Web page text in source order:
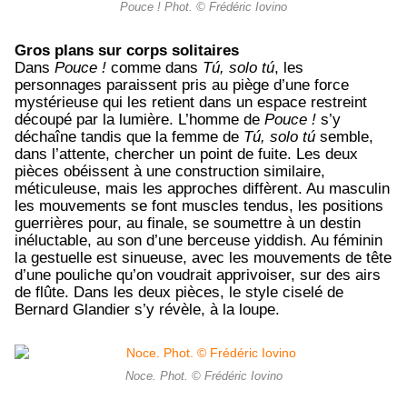
Pouce ! Phot. © Frédéric Iovino
Gros plans sur corps solitaires
Dans Pouce ! comme dans Tú, solo tú, les
personnages paraissent pris au piège d’une force
mystérieuse qui les retient dans un espace restreint
découpé par la lumière. L’homme de Pouce ! s’y
déchaîne tandis que la femme de Tú, solo tú semble,
dans l’attente, chercher un point de fuite. Les deux
pièces obéissent à une construction similaire,
méticuleuse, mais les approches diffèrent. Au masculin
les mouvements se font muscles tendus, les positions
guerrières pour, au finale, se soumettre à un destin
inéluctable, au son d’une berceuse yiddish. Au féminin
la gestuelle est sinueuse, avec les mouvements de tête
d’une pouliche qu’on voudrait apprivoiser, sur des airs
de flûte. Dans les deux pièces, le style ciselé de
Bernard Glandier s’y révèle, à la loupe.
Noce. Phot. © Frédéric Iovino